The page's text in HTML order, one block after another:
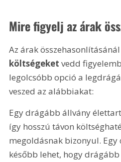
Mire figyelj az árak
Az árak összehasonlításánál
költségeket vedd
legolcsóbb opció a
veszed az alábbiakat:
Egy drágább állvány
így hosszú távon
megoldásnak bizonyul. Egy
később lehet, hogy drágább